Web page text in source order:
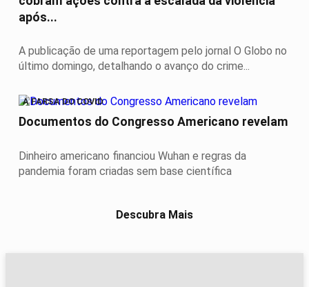
após...
A publicação de uma reportagem pelo jornal O Globo no
último domingo, detalhando o avanço do crime...
A FARSA DO COVID
Documentos do Congresso Americano revelam
Dinheiro americano financiou Wuhan e regras da
pandemia foram criadas sem base científica
Descubra Mais